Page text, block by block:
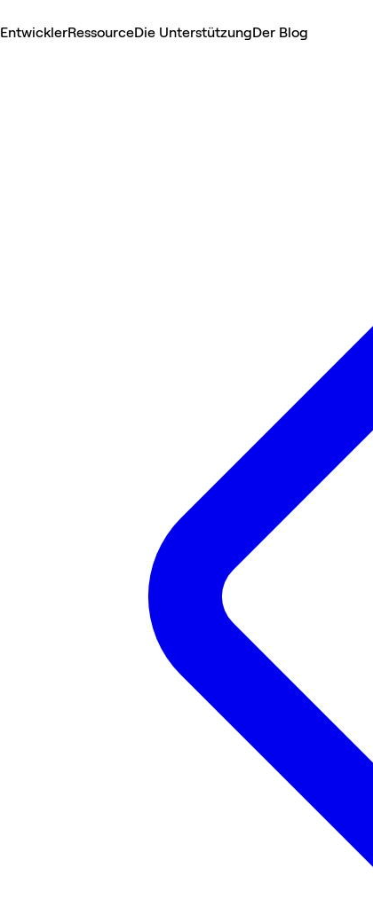
EntwicklerRessourceDie UnterstützungDer Blog